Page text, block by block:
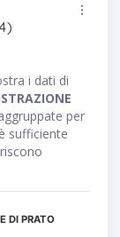
i dati di
per
sufficiente
DI PRATO